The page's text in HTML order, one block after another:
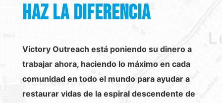
haz la diferencia
Victory Outreach está poniendo su dinero a
trabajar ahora, haciendo lo máximo en cada
comunidad en todo el mundo para ayudar a
restaurar vidas de la espiral descendente de